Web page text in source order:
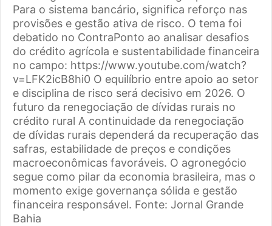
Para o sistema bancário, significa reforço nas
provisões e gestão ativa de risco. O tema foi
debatido no ContraPonto ao analisar desafios
do crédito agrícola e sustentabilidade financeira
no campo: https://www.youtube.com/watch?
v=LFK2icB8hi0 O equilíbrio entre apoio ao setor
e disciplina de risco será decisivo em 2026. O
futuro da renegociação de dívidas rurais no
crédito rural A continuidade da renegociação
de dívidas rurais dependerá da recuperação das
safras, estabilidade de preços e condições
macroeconômicas favoráveis. O agronegócio
segue como pilar da economia brasileira, mas o
momento exige governança sólida e gestão
financeira responsável. Fonte: Jornal Grande
Bahia